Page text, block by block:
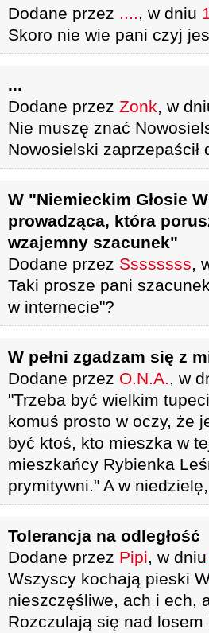
Dodane przez ...., w dniu
Skoro nie wie pani czyj
...
Dodane przez Zonk, w
Nie muszę znać
Nowosielski
W "Niemieckim Głosie
prowadząca, która
wzajemny szacunek"
Dodane przez Ssssssss,
Taki prosze pani
w internecie"?
W pełni zgadzam się z
Dodane przez O.N.A., w
"Trzeba być wielkim
komuś prosto w oczy, że
być ktoś, kto mieszka w
mieszkańcy Rybienka
prymitywni." A w
Tolerancja na odległość
Dodane przez Pipi, w dniu
Wszyscy kochają pieski
nieszczęśliwe, ach i ech,
Rozczulają się nad